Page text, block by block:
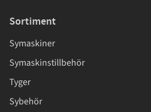
Sortiment
Symaskiner
Symaskinstillbehör
Tyger
Sybehör